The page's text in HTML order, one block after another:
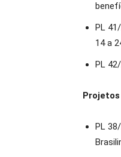
PL
14 a
PL
PL